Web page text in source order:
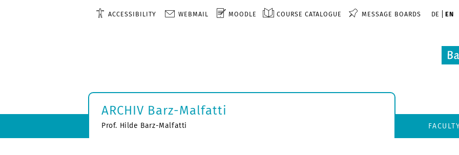
ACCESSIBILITY WEBMAIL MOODLE COURSE CATALOGUE MESSAGE BOARDS DE EN
ARCHIV Barz-Malfatti
Prof. Hilde Barz-Malfatti